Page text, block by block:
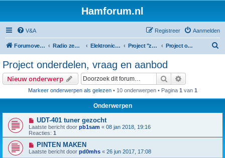
Hamforum.nl
V&A Aanmelden
Registreer
Forumoverzicht Radio zendamateur, luisteramateur en elektronica zelfbouw Elektronica en zelfbouw Project "zelfbouw spectrum analyzer" Project onderdelen, vraag en aanbod
Project onderdelen, vraag en aanbod
Nieuw onderwerp Zoek
Markeer onderwerpen als gelezen• 10 onderwerpen • Pagina 1 van 1
Onderwerpen
UDT-401 tuner gezocht
Laatste bericht door pb1sam « 08 jan 2018, 19:16
Reacties: 1
PINTEN MAKEN
Laatste bericht door pd0mhs « 26 jun 2017, 17:08